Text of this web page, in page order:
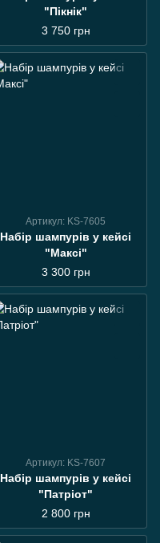
"Пікнік"
3 750 грн
Артикул: KS-7605
Набір шампурів у кейсі
"Максі"
3 300 грн
Артикул: KS-7607
Набір шампурів у кейсі
"Патріот"
2 800 грн